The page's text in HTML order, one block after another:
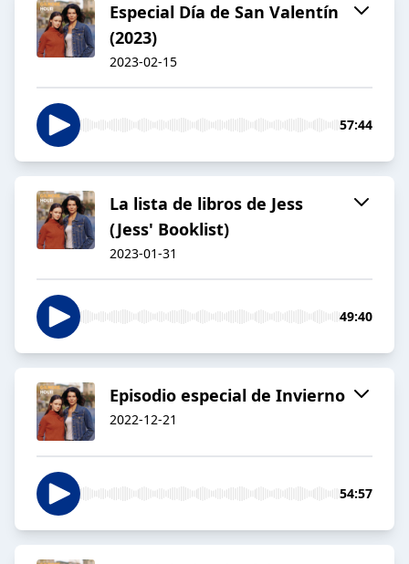
Especial Día de San Valentín
(2023)
2023-02-15
57:44
La lista de libros de Jess
(Jess' Booklist)
2023-01-31
49:40
Episodio especial de Invierno
2022-12-21
54:57